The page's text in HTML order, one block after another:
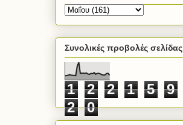
Συνολικές προβολές σελίδας
1 2 2 1 5
9
2
0